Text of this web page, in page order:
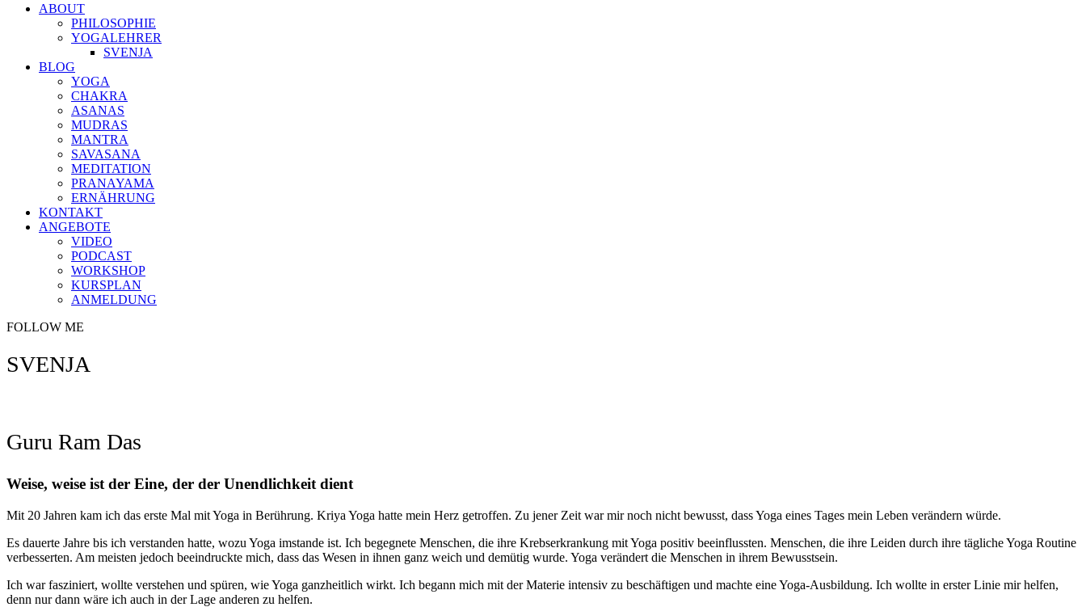
ABOUT
PHILOSOPHIE
YOGALEHRER
SVENJA
BLOG
YOGA
CHAKRA
ASANAS
MUDRAS
MANTRA
SAVASANA
MEDITATION
PRANAYAMA
ERNÄHRUNG
KONTAKT
ANGEBOTE
VIDEO
PODCAST
WORKSHOP
KURSPLAN
ANMELDUNG
FOLLOW ME
SVENJA
Guru Ram Das
Weise, weise ist der Eine, der der Unendlichkeit dient
Mit 20 Jahren kam ich das erste Mal mit Yoga in Berührung. Kriya Yoga hatte mein Herz getroffen. Zu jener Zeit war mir noch nicht bewusst, dass Yoga eines Tages mein Leben verändern würde.
Es dauerte Jahre bis ich verstanden hatte, wozu Yoga imstande ist. Ich begegnete Menschen, die ihre Krebserkrankung mit Yoga positiv beeinflussten. Menschen, die ihre Leiden durch ihre tägliche Yoga Routine
verbesserten. Am meisten jedoch beeindruckte mich, dass das Wesen in ihnen ganz weich und demütig wurde. Yoga verändert die Menschen in ihrem Bewusstsein.
Ich war fasziniert, wollte verstehen und spüren, wie Yoga ganzheitlich wirkt. Ich begann mich mit der Materie intensiv zu beschäftigen und machte eine Yoga-Ausbildung. Ich wollte in erster Linie mir helfen,
denn nur dann wäre ich auch in der Lage anderen zu helfen.